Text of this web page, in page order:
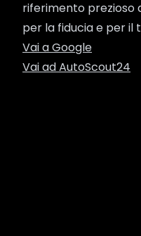
riferimento prezioso
per la fiducia e per il
Vai a Google
Vai ad AutoScout24